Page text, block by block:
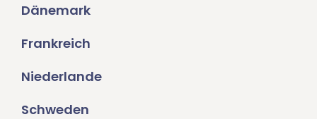
Dänemark
Frankreich
Niederlande
Schweden